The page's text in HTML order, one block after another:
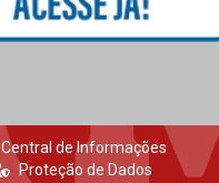
Central de Informações
Proteção de Dados